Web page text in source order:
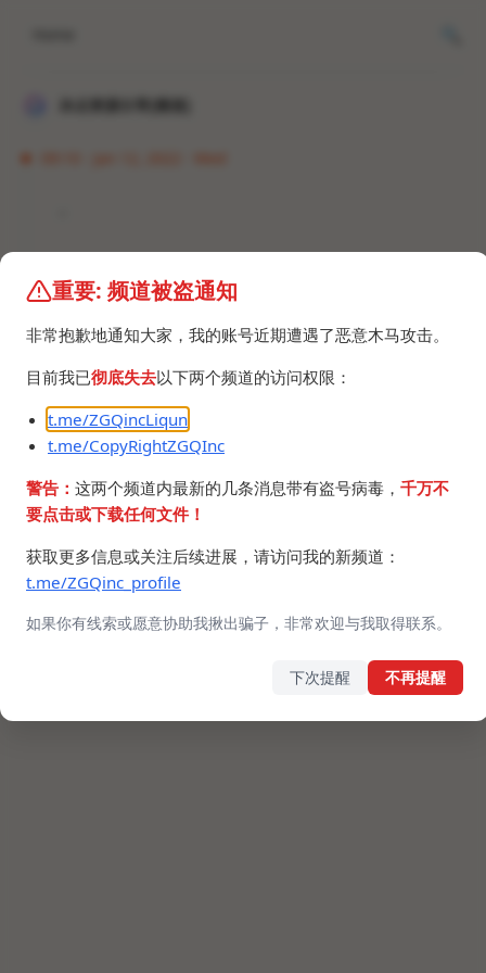
©2024 ZGQ Inc.All rights reserved.
重要: 频道被盗通知
非常抱歉地通知大家，我的账号近期遭遇了恶意木马攻击。
目前我已彻底失去以下两个频道的访问权限：
t.me/ZGQincLiqun
t.me/CopyRightZGQInc
警告： 这两个频道内最新的几条消息带有盗号病毒， 千万不
要点击或下载任何文件！
获取更多信息或关注后续进展，请访问我的新频道：
t.me/ZGQinc_profile
如果你有线索或愿意协助我揪出骗子，非常欢迎与我取得联系。
下次提醒 不再提醒